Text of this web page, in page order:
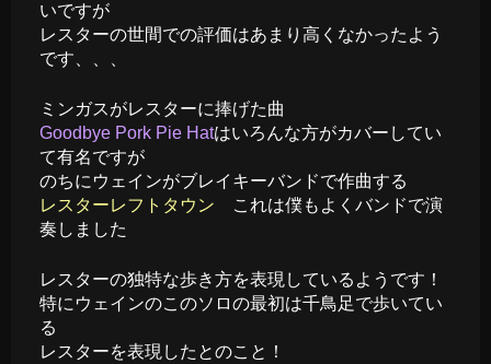
いですが
レスターの世間での評価はあまり高くなかったよう
です、、、
ミンガスがレスターに捧げた曲
Goodbye Pork Pie Hatはいろんな方がカバーしてい
て有名ですが
のちにウェインがブレイキーバンドで作曲する
レスターレフトタウン これは僕もよくバンドで演
奏しました
レスターの独特な歩き方を表現しているようです！
特にウェインのこのソロの最初は千鳥足で歩いてい
る
レスターを表現したとのこと！